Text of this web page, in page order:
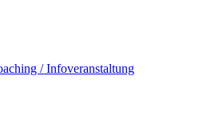
/ Infoveranstaltung